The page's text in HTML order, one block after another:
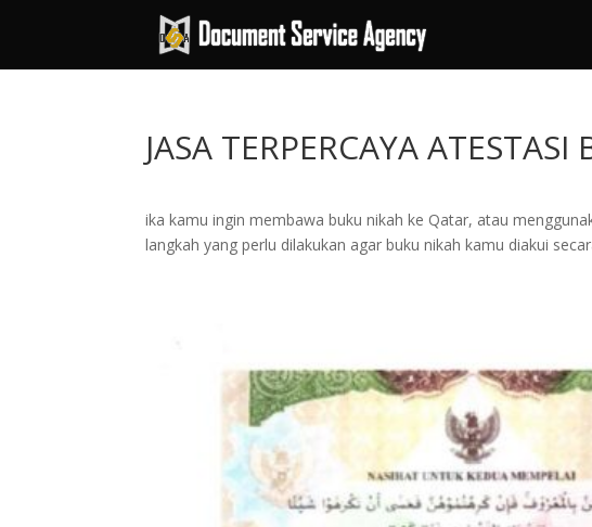
JASA TERPERCAYA
ika kamu ingin membawa buku nikah ke Qatar, atau
langkah yang perlu dilakukan agar buku nikah kamu diakui